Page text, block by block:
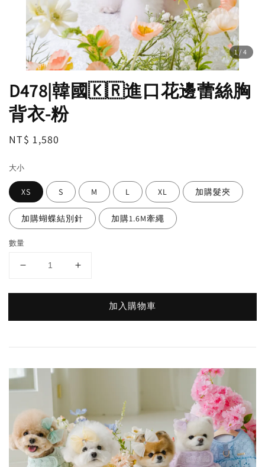
1/4
D478|韓國🇰🇷進口花邊蕾絲胸
背衣-粉
Regular
NT$ 1,580
大小
XS S M L XL 加購髮夾
加購蝴蝶結別針 加購1.6M牽繩
數量
加入購物車